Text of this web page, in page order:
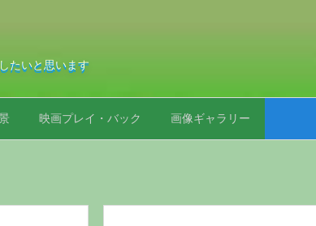
たいと思います
映画プレイ・バック 画像ギャラリー